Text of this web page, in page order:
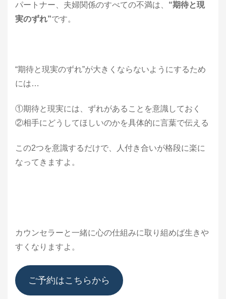
パートナー、夫婦関係のすべての不満は、 “期待と現
実のずれ”です。
“期待と現実のずれ”が大きくならないようにするため
には…
①期待と現実には、ずれがあることを意識しておく
②相手にどうしてほしいのかを具体的に言葉で伝える
この2つを意識するだけで、人付き合いが格段に楽に
なってきますよ。
カウンセラーと一緒に心の仕組みに取り組めば生きや
すくなりますよ。
ご予約はこちらから